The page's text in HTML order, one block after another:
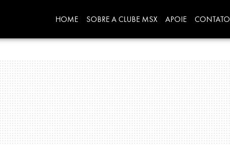
HOME SOBRE A CLUBE MSX APOIE CONTATO